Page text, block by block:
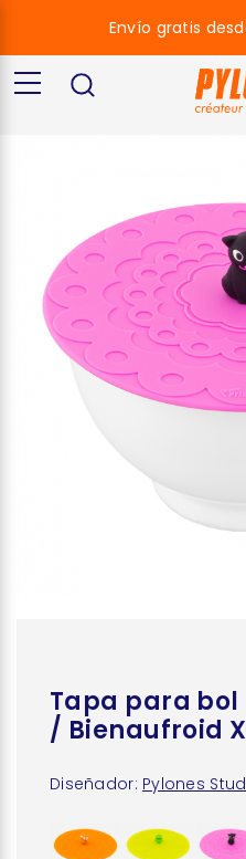
Tapa para
/ Bienaufroid
Diseñador: Pylones
Envío gratis